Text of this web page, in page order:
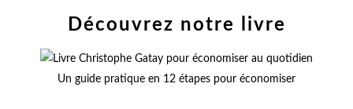
Découvrez notre livre
Un guide pratique en 12 étapes pour économiser